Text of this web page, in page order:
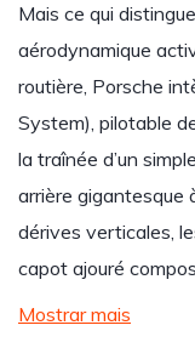
Mais ce qui
aérodynamique
routière, Porsche
System), pilotable
la traînée d’un
arrière gigantesque
dérives verticales,
capot ajouré
Mostrar mais